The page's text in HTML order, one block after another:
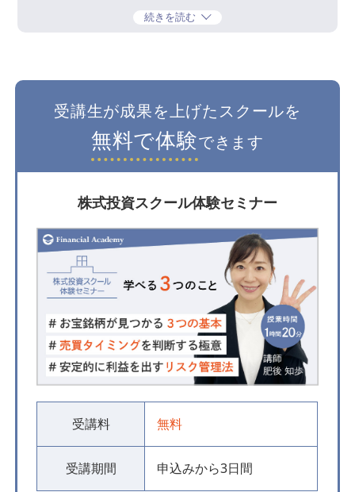
続きを読む
受講生が成果を上げたスクールを
無料で体験できます
株式投資スクール体験セミナー
受講料 無料
受講期間 申込みから3日間